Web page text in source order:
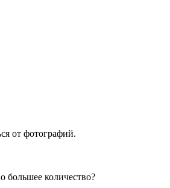
от фотографий.
большее количество?